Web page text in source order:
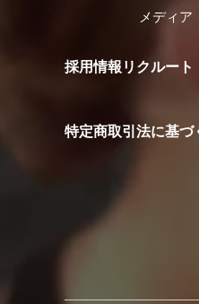
メディア
採用情報リクルート
特定商取引法に基づ